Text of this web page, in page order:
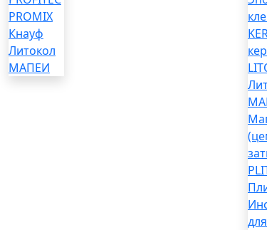
PROMIX
Кнауф
Литокол
МАПЕИ
для